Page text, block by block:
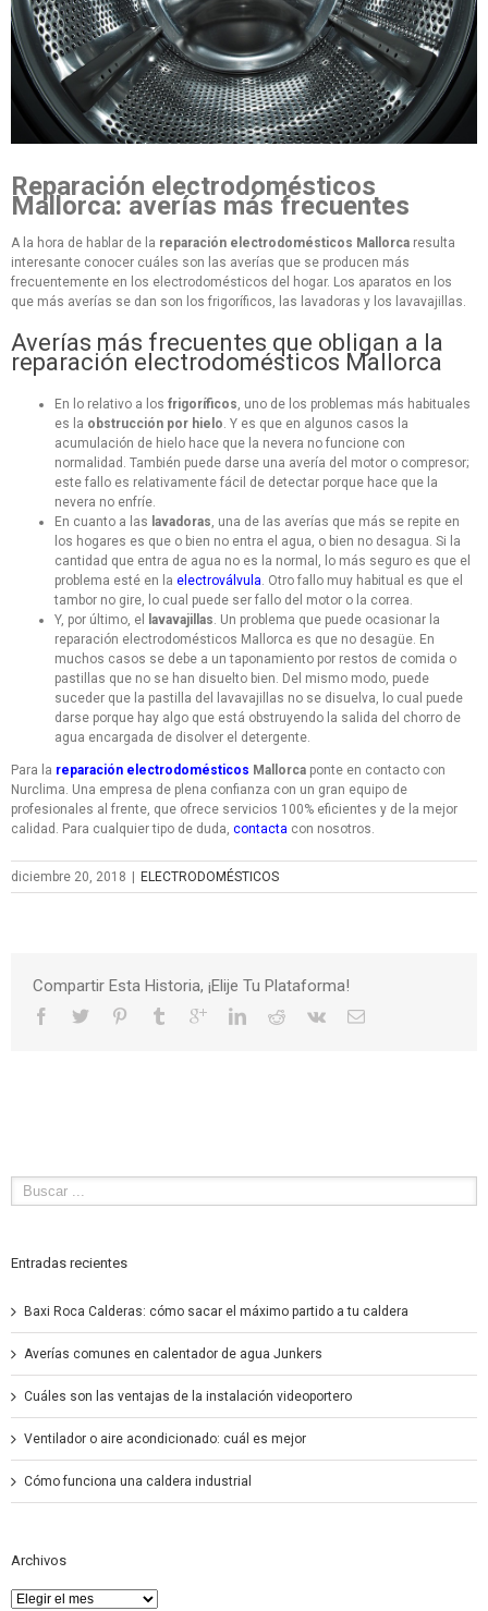
Reparación electrodomésticos
Mallorca: averías más frecuentes
A la hora de hablar de la reparación electrodomésticos Mallorca resulta
interesante conocer cuáles son las averías que se producen más
frecuentemente en los electrodomésticos del hogar. Los aparatos en los
que más averías se dan son los frigoríficos, las lavadoras y los lavavajillas.
Averías más frecuentes que obligan a la
reparación electrodomésticos Mallorca
En lo relativo a los frigoríficos, uno de los problemas más habituales
es la obstrucción por hielo. Y es que en algunos casos la
acumulación de hielo hace que la nevera no funcione con
normalidad. También puede darse una avería del motor o compresor;
este fallo es relativamente fácil de detectar porque hace que la
nevera no enfríe.
En cuanto a las lavadoras, una de las averías que más se repite en
los hogares es que o bien no entra el agua, o bien no desagua. Si la
cantidad que entra de agua no es la normal, lo más seguro es que el
problema esté en la electroválvula. Otro fallo muy habitual es que el
tambor no gire, lo cual puede ser fallo del motor o la correa.
Y, por último, el
lavavajillas. Un problema que puede ocasionar la
reparación electrodomésticos Mallorca es que no desagüe. En
muchos casos se debe a un taponamiento por restos de comida o
pastillas que no se han disuelto bien. Del mismo modo, puede
suceder que la pastilla del lavavajillas no se disuelva, lo cual puede
darse porque hay algo que está obstruyendo la salida del chorro de
agua encargada de disolver el detergente.
Para la reparación electrodomésticos Mallorca ponte en contacto con
Nurclima. Una empresa de plena confianza con un gran equipo de
profesionales al frente, que ofrece servicios 100% eficientes y de la mejor
calidad. Para cualquier tipo de duda, contacta con nosotros.
diciembre 20, 2018 ELECTRODOMÉSTICOS
Compartir Esta Historia, ¡Elije Tu Plataforma!
Entradas recientes
Baxi Roca Calderas: cómo sacar el máximo partido a tu caldera
Averías comunes en calentador de agua Junkers
Cuáles son las ventajas de la instalación videoportero
Ventilador o aire acondicionado: cuál es mejor
Cómo funciona una caldera industrial
Archivos
Archivos